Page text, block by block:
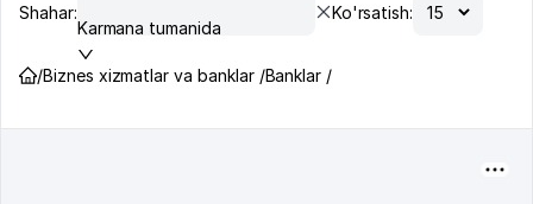
Shahar:
Karmana tumanida
Ko'rsatish:
/Biznes xizmatlar va banklar /Banklar /